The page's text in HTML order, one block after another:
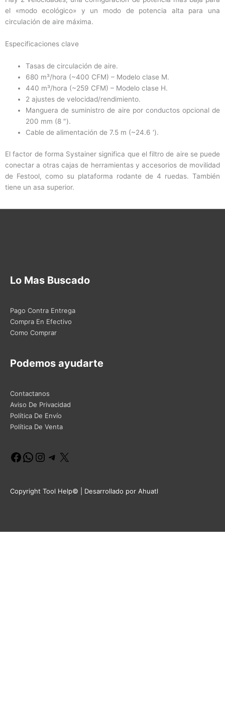
el «modo ecológico» y un modo de potencia alta para una
circulación de aire máxima.
Especificaciones clave
Tasas de circulación de aire.
680 m³/hora (~400 CFM) – Modelo clase M.
440 m³/hora (~259 CFM) – Modelo clase H.
2 ajustes de velocidad/rendimiento.
Manguera de suministro de aire por conductos opcional de
200 mm (8 ″).
Cable de alimentación de 7.5 m (~24.6 ′).
El factor de forma Systainer significa que el filtro de aire se puede
conectar a otras cajas de herramientas y accesorios de movilidad
de Festool, como su plataforma rodante de 4 ruedas. También
tiene un asa superior.
Lo Mas Buscado
Pago Contra Entrega
Compra En Efectivo
Como Comprar
Podemos ayudarte
Contactanos
Aviso De Privacidad
Política De Envío
Política De Venta
Facebook
WhatsApp
Instagram
Telegram
Copyright Tool Help© | Desarrollado por Ahuatl